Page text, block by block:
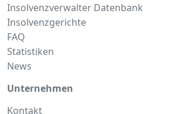
Insolvenzverwalter Datenbank
Insolvenzgerichte
FAQ
Statistiken
News
Unternehmen
Kontakt